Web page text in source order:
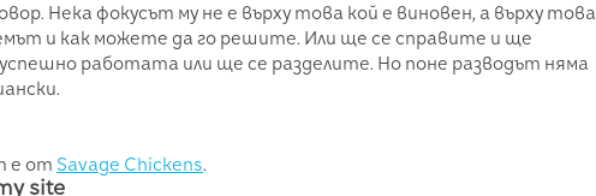
Нека фокусът му не е върху това кой е виновен, а върху това
и как можете да го решите. Или ще се справите и ще
работата или ще се разделите. Но поне разводът няма
е от Savage Chickens.
site